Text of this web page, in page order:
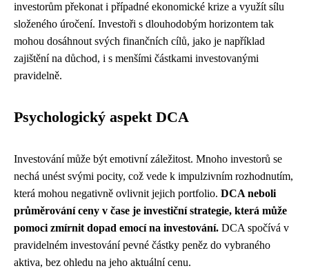
investorům překonat i případné ekonomické krize a využít sílu
složeného úročení. Investoři s dlouhodobým horizontem tak
mohou dosáhnout svých finančních cílů, jako je například
zajištění na důchod, i s menšími částkami investovanými
pravidelně.
Psychologický aspekt DCA
Investování může být emotivní záležitost. Mnoho investorů se
nechá unést svými pocity, což vede k impulzivním rozhodnutím,
která mohou negativně ovlivnit jejich portfolio. DCA neboli
průměrování ceny v čase je investiční strategie, která může
pomoci zmírnit dopad emocí na investování. DCA spočívá v
pravidelném investování pevné částky peněz do vybraného
aktiva, bez ohledu na jeho aktuální cenu.